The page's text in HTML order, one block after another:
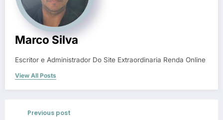
Marco Silva
Escritor e Administrador Do Site Extraordinaria Renda Online
View All Posts
Previous post